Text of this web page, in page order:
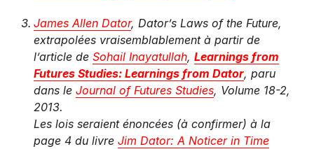
James Allen Dator, Dator’s Laws of the Future,
extrapolées vraisemblablement à partir de
l’article de Sohail Inayatullah, Learnings from
Futures Studies: Learnings from Dator, paru
dans le Journal of Futures Studies, Volume 18-2,
2013.
Les lois seraient énoncées (à confirmer) à la
page 4 du livre Jim Dator: A Noticer in Time